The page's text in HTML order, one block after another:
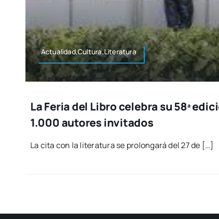
Actualidad,Cultura,Literatura
La Feria del Libro celebra su 58ª
1.000 autores invitados
La cita con la lite­ra­tu­ra se pro­lon­ga­rá del 27 de […]